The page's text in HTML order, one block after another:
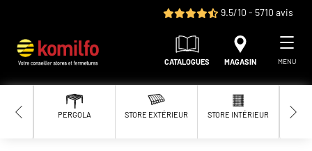
9.5/10 - 5710 avis
CATALOGUES MAGASIN MENU
PERGOLA STORE EXTÉRIEUR STORE INTÉRIEUR